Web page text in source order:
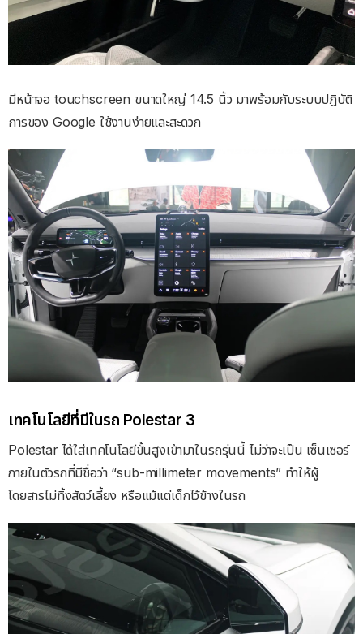
มีหน้าจอ touchscreen ขนาดใหญ่ 14.5 นิ้ว มาพร้อมกับระบบปฏิบัติ
การของ Google ใช้งานง่ายและสะดวก
เทคโนโลยีที่มีในรถ Polestar 3
Polestar ได้ใส่เทคโนโลยีขั้นสูงเข้ามาในรถรุ่นนี้ ไม่ว่าจะเป็น เซ็นเซอร์
ภายในตัวรถที่มีชื่อว่า “sub-millimeter movements” ทำให้ผู้
โดยสารไม่ทิ้งสัตว์เลี้ยง หรือแม้แต่เด็กไว้ข้างในรถ